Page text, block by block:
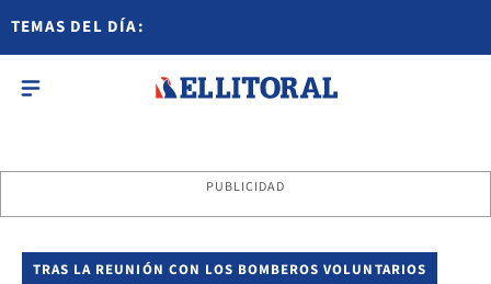
TEMAS DEL DÍA:
PUBLICIDAD
TRAS LA REUNIÓN CON LOS BOMBEROS VOLUNTARIOS